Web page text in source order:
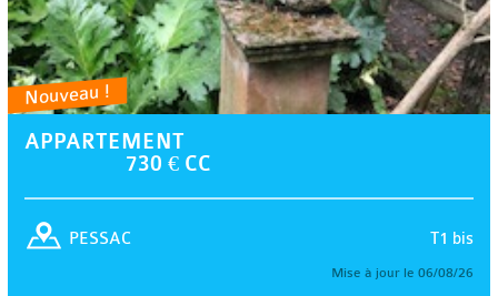
Nouveau !
APPARTEMENT
730 € CC
T1 bis
PESSAC
Mise à jour le 06/08/26